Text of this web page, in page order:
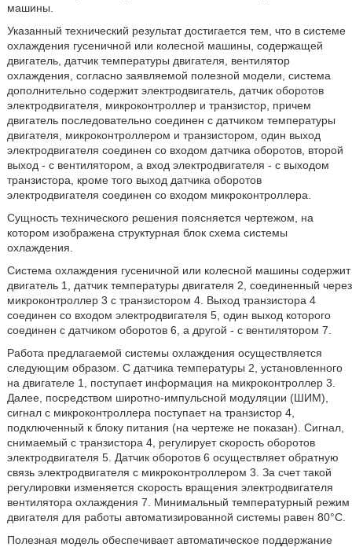
машины.
Указанный технический результат достигается тем, что в системе
охлаждения гусеничной или колесной машины, содержащей
двигатель, датчик температуры двигателя, вентилятор
охлаждения, согласно заявляемой полезной модели, система
дополнительно содержит электродвигатель, датчик оборотов
электродвигателя, микроконтроллер и транзистор, причем
двигатель последовательно соединен с датчиком температуры
двигателя, микроконтроллером и транзистором, один выход
электродвигателя соединен со входом датчика оборотов, второй
выход - с вентилятором, а вход электродвигателя - с выходом
транзистора, кроме того выход датчика оборотов
электродвигателя соединен со входом микроконтроллера.
Сущность технического решения поясняется чертежом, на
котором изображена структурная блок схема системы
охлаждения.
Система охлаждения гусеничной или колесной машины содержит
двигатель 1, датчик температуры двигателя 2, соединенный через
микроконтроллер 3 с транзистором 4. Выход транзистора 4
соединен со входом электродвигателя 5, один выход которого
соединен с датчиком оборотов 6, а другой - с вентилятором 7.
Работа предлагаемой системы охлаждения осуществляется
следующим образом. С датчика температуры 2, установленного
на двигателе 1, поступает информация на микроконтроллер 3.
Далее, посредством широтно-импульсной модуляции (ШИМ),
сигнал с микроконтроллера поступает на транзистор 4,
подключенный к блоку питания (на чертеже не показан). Сигнал,
снимаемый с транзистора 4, регулирует скорость оборотов
электродвигателя 5. Датчик оборотов 6 осуществляет обратную
связь электродвигателя с микроконтроллером 3. За счет такой
регулировки изменяется скорость вращения электродвигателя
вентилятора охлаждения 7. Минимальный температурный режим
двигателя для работы автоматизированной системы равен 80°C.
Полезная модель обеспечивает автоматическое поддержание